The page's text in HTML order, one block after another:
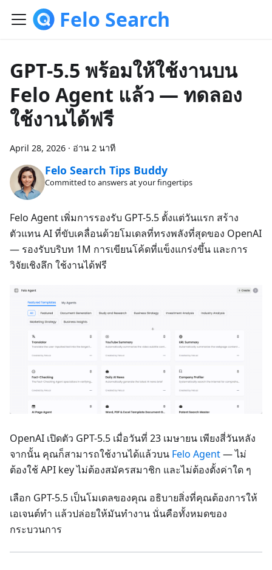
Felo Search
GPT-5.5 พร้อมให้ใช้งานบน
Felo Agent แล้ว — ทดลอง
ใช้งานได้ฟรี
April 28, 2026 · อ่าน 2 นาที
Felo Search Tips Buddy
Committed to answers at your fingertips
Felo Agent เพิ่มการรองรับ GPT-5.5 ตั้งแต่วันแรก สร้าง
ตัวแทน AI ที่ขับเคลื่อนด้วยโมเดลที่ทรงพลังที่สุดของ OpenAI
— รองรับบริบท 1M การเขียนโค้ดที่แข็งแกร่งขึ้น และการ
วิจัยเชิงลึก ใช้งานได้ฟรี
OpenAI เปิดตัว GPT-5.5 เมื่อวันที่ 23 เมษายน เพียงสี่วันหลัง
จากนั้น คุณก็สามารถใช้งานได้แล้วบน Felo Agent— ไม่
ต้องใช้ API key ไม่ต้องสมัครสมาชิก และไม่ต้องตั้งค่าใด ๆ
เลือก GPT-5.5 เป็นโมเดลของคุณ อธิบายสิ่งที่คุณต้องการให้
เอเจนต์ทำ แล้วปล่อยให้มันทำงาน นั่นคือทั้งหมดของ
กระบวนการ